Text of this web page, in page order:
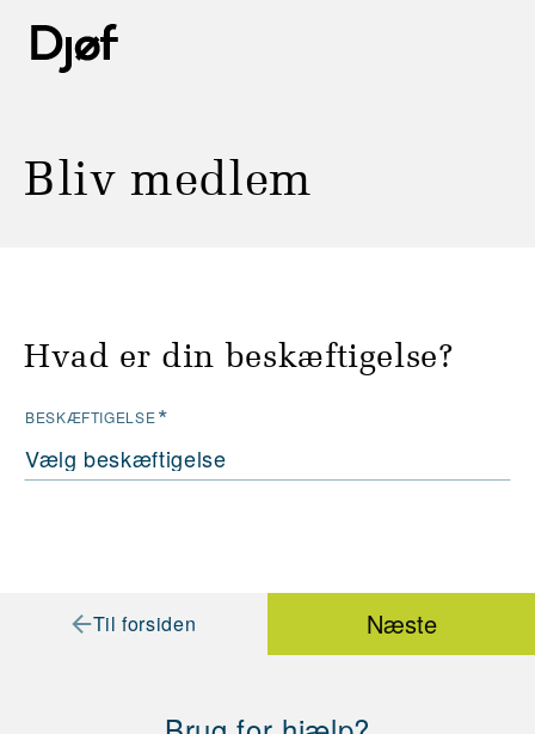
Bliv medlem
Hvad er din beskæftigelse?
Vælg beskæftigelse
BESKÆFTIGELSE*
Til forsiden Næste